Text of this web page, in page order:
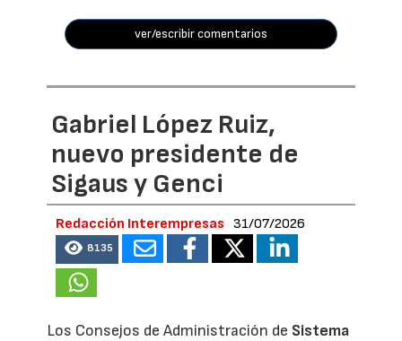
ver/escribir comentarios
Gabriel López Ruiz,
nuevo presidente de
Sigaus y Genci
Redacción Interempresas 31/07/2026
8135
Los Consejos de Administración de Sistema